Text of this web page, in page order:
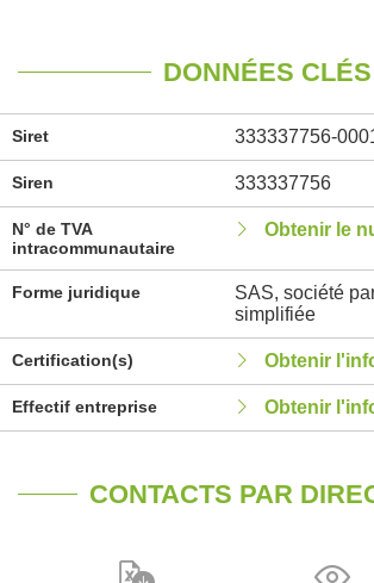
DONNÉES CLÉS
Siret 333337756-
Siren 333337756
N° de TVA
intracommunautaire
Obtenir le
Forme juridique
SAS, société
simplifiée
Certification(s) Obtenir
Effectif entreprise Obtenir
CONTACTS PAR